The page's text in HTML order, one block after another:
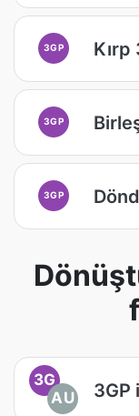
3GP Kırp
3GP
3GP
3G
AU
3GP